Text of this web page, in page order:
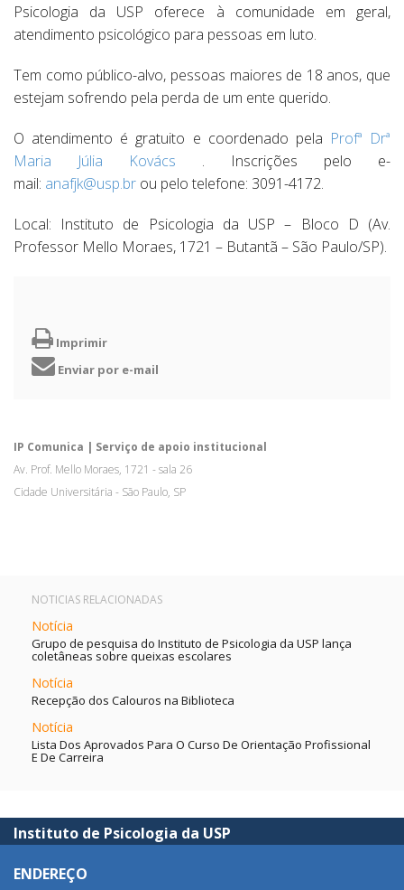
Psicologia da USP oferece à comunidade em geral,
atendimento psicológico para pessoas em luto.
Tem como público-alvo, pessoas maiores de 18 anos, que
estejam sofrendo pela perda de um ente querido.
O atendimento é gratuito e coordenado pela Profª Drª
Maria Júlia Kovács . Inscrições pelo e-
mail: anafjk@usp.br ou pelo telefone: 3091-4172.
Local: Instituto de Psicologia da USP – Bloco D (Av.
Professor Mello Moraes, 1721 – Butantã – São Paulo/SP).
Imprimir
Enviar por e-mail
IP Comunica | Serviço de apoio institucional
Av. Prof. Mello Moraes, 1721 - sala 26
Cidade Universitária - São Paulo, SP
NOTICIAS RELACIONADAS
Notícia
Grupo de pesquisa do Instituto de Psicologia da USP lança
coletâneas sobre queixas escolares
Notícia
Recepção dos Calouros na Biblioteca
Notícia
Lista Dos Aprovados Para O Curso De Orientação Profissional
E De Carreira
Instituto de Psicologia da USP
ENDEREÇO